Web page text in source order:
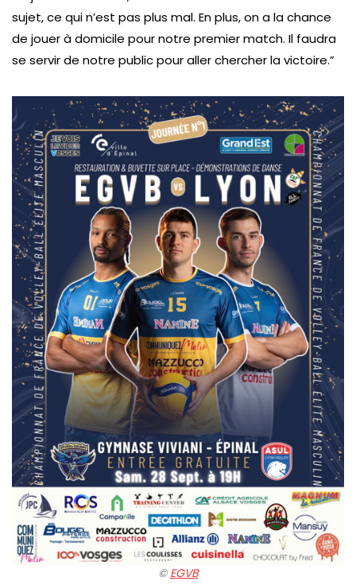
sujet, ce qui n’est pas plus mal. En plus, on a la chance
de jouer à domicile pour notre premier match. Il faudra
se servir de notre public pour aller chercher la victoire.”
©️ EGVB